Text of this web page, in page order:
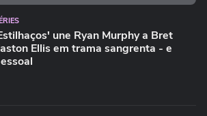
une Ryan Murphy a Bret
Ellis em trama sangrenta - e